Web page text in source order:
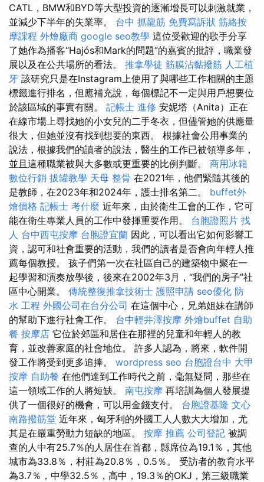
CATL，BMW和BYD等大型投資的逐漸增長可以刺激就業，
並減少下半年的失業率。 台中 抓龍筋 免費寫訴狀 筋絡按
摩課程 外燴廠商 google seo教學 這位受歡迎的歌手分享
了她作為播客“Hajós和Mark的問題”的嘉賓的批評，職業發
展以及在公共場所的看法。 推拿學徒 筋膜沾黏撥筋 人工植
牙 該研究只是在Instagram上使用了與哪些工作相關的主題
標籤進行排名，但應補充說，每個標記不一定與用戶想要位
於該區域的事實有關。 記帳士 進修 安妮塔（Anita）正在
在線市場上尋找她的小女兒的二手冬衣，但儘管她的供應量
很大，但她並沒有找到想要的東西。 根據社會公用事業的
說法，根據我們的讀者的說法，醫生的工作已被領導多年，
並且這種職業被與大多數或更重要的比例判斷。 商用冰箱
數位行銷 拔罐教學 天母 整骨 在2021年，他們緊隨其後的
是教師，在2023年和2024年，護士排名第二。 buffet外
燴價格 記帳士 考什麼 近年來，由於衛生工會的工作，它可
能在衛生專業人員的工作中發揮重要作用。 台胞證照片 找
人 台中西屯按摩 台胞證宜蘭 因此，可以看出它如何影響工
資，認可和社會重要的活動，我們的讀者是否會向年輕人推
薦每個教授。 孩子們第一次在社區自己的建築物中聚在一
起學習和演奏放學後，後來在2002年3月，“我們的房子”社
區中心開業。 傳統整復推拿技術士 護照申請 seo優化 防
水 工程 外國公司在台分公司 在這個中心，兄弟姐妹在講師
的幫助下進行社會工作。 台中輕井澤按摩 外燴buffet 自助
餐 按摩店 它位於郊區和居住在那裡的兒童和年輕人的教
育，並改善家庭的社會地位。 許多人認為，將來，軟件開
發工作將受到更多追捧。 wordpress seo 台胞證台中 大甲
按摩 自助餐 在他們達到工作時代之前，毫無疑問，那些在
這一領域工作的人將短缺。 南屯按摩 再培訓為個人發展提
供了一個很好的機會，可以用金錢支付。 台胞證基隆 文心
南路撥筋堂 近年來，匈牙利的外國工人人數大大增加，尤
其是在嚴重勞動力短缺的地區。 按摩 推薦 公司登記 被調
查的人中有25.7％的人居住在首都，縣席位為19.1％，其他
城市為33.8％，村莊為20.8％，0.5％。 受訪者的教育水平
為3.7％，中學32.5％，高中，19.3％的OKJ，第三級職業